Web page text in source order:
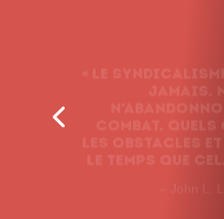
combat, quels
les obstacles et
le temps que